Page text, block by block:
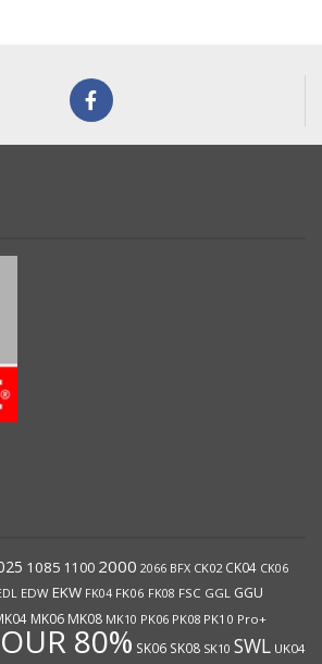
1085 1100 2000 2066 BFX CK02 CK04 CK06
EDW EKW FK04 FK06 FK08 FSC GGL GGU
MK06 MK08 MK10 PK06 PK08 PK10 Pro+
80% SK06 SK08 SK10 SWL UK04